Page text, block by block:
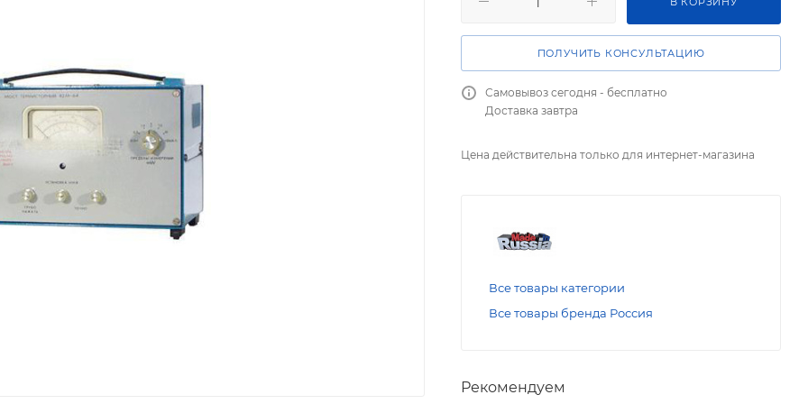
ПОЛУЧИТЬ КОНСУЛЬТАЦИЮ
Самовывоз сегодня - бесплатно
Доставка завтра
Цена действительна только для интернет-магазина
Все товары категории
Все товары бренда Россия
Рекомендуем